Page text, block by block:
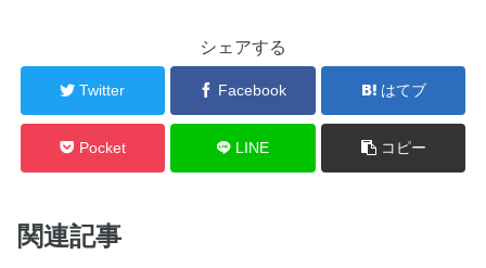
シェアする
Twitter Facebook はてブ
Pocket LINE コピー
関連記事